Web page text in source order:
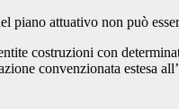
attuativo non può
costruzioni con
convenzionata estesa